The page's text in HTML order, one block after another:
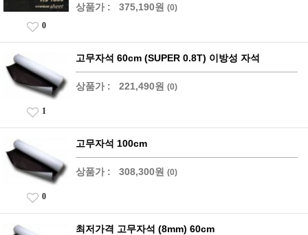
상품가 : 375,190원 (0)
0
고무자석 60cm (SUPER 0.8T) 이방성 자석
상품가 : 221,490원 (0)
1
고무자석 100cm
상품가 : 308,300원 (0)
0
최저가격 고무자석 (8mm) 60cm